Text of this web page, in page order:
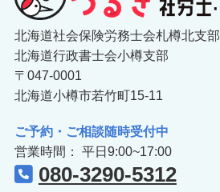
北海道社会保険労務士会札樽北支部
北海道行政書士会小樽支部
〒047-0001
北海道小樽市若竹町15-11
ご予約・ご相談随時受付中
営業時間： 平日9:00~17:00
080-3290-5312